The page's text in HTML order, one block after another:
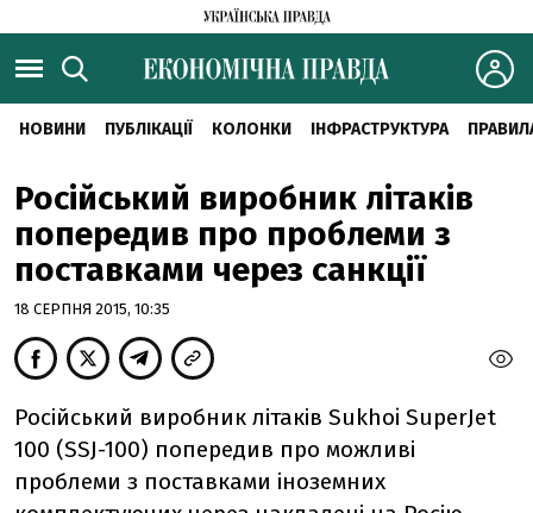
НОВИНИ ПУБЛІКАЦІЇ КОЛОНКИ ІНФРАСТРУКТУРА
Російський виробник літаків
попередив про проблеми з
поставками через санкції
18 СЕРПНЯ 2015, 10:35
Російський виробник літаків Sukhoi SuperJet
100 (SSJ-100) попередив про можливі
проблеми з поставками іноземних